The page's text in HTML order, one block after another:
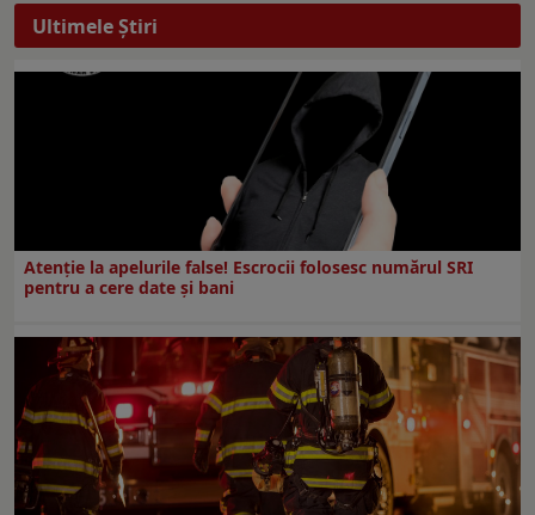
Ultimele Ştiri
Atenție la apelurile false! Escrocii folosesc numărul SRI
pentru a cere date și bani